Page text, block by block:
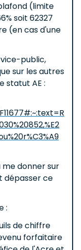
(limite
soit 62327
(en cas d'une
public,
sur les autres
statut AE :
me donner sur
dépasser ce
:
de chiffre
forfaitaire